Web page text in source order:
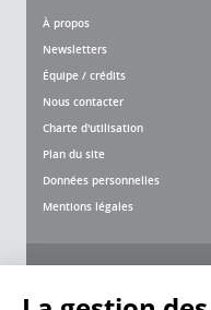
À propos
Newsletters
Équipe / crédits
Nous contacter
Charte d'utilisation
Plan du site
Données personnelles
Mentions légales